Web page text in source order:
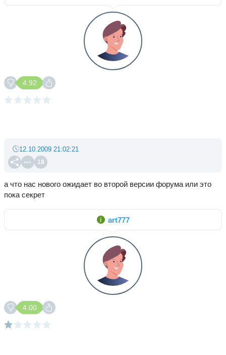
4.92
18
12.10.2009 21:02:21
а что нас нового ожидает во второй версии форума или это
пока секрет
art777
4.00